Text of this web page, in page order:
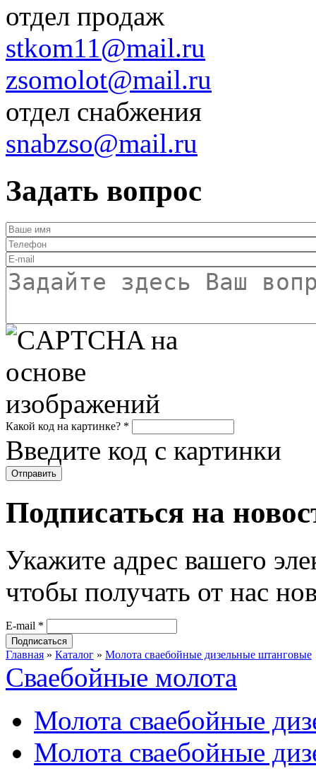
отдел продаж
stkom11@mail.ru
zsomolot@mail.ru
отдел снабжения
snabzso@mail.ru
Задать вопрос
Ваше имя
Телефон
E-mail
Текст
Какой код на картинке? *
Введите код с картинки
Подписаться на
Укажите адрес вашего
чтобы получать от нас
E-mail *
Вы здесь
Главная » Каталог » Молота сваебойные дизельные штанговые
Сваебойные молота
Молота сваебойные
Молота сваебойные